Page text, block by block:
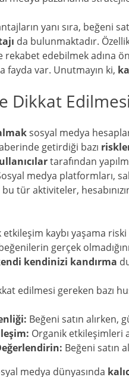
yanı sıra, beğeni
da bulunmaktadır.
edebilmek adına
fayda var. Unutmayın ki,
Dikkat
sosyal medya
getirdiği bazı
tarafından
medya platformları,
tür aktiviteler,
etkileşim kaybı yaşama
gerçek
kendinizi kandırma
edilmesi gereken bazı
Beğeni satın alırken,
Organik etkileşimleri
Beğeni satın
medya dünyasında